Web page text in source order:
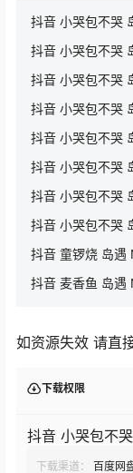
抖音 小哭包不哭
抖音 小哭包不哭
抖音 小哭包不哭
抖音 小哭包不哭
抖音 小哭包不哭
抖音 小哭包不哭
抖音 小哭包不哭
抖音 小哭包不哭
抖音 童锣烧 岛
抖音 麦香鱼 岛
如资源失效 请直
下载权限
抖音 小哭包不
下载渠道： 百度网